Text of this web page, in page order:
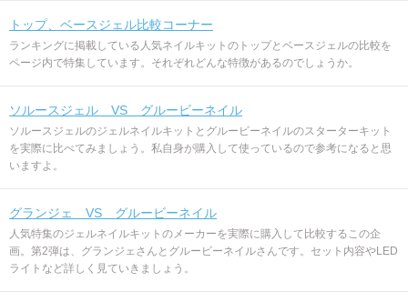
トップ、ベースジェル比較コーナー
ランキングに掲載している人気ネイルキットのトップとベースジェルの比較を
ページ内で特集しています。それぞれどんな特徴があるのでしょうか。
ソルースジェル VS グルービーネイル
ソルースジェルのジェルネイルキットとグルービーネイルのスターターキット
を実際に比べてみましょう。私自身が購入して使っているので参考になると思
いますよ。
グランジェ VS グルービーネイル
人気特集のジェルネイルキットのメーカーを実際に購入して比較するこの企
画。第2弾は、グランジェさんとグルービーネイルさんです。セット内容やLED
ライトなど詳しく見ていきましょう。